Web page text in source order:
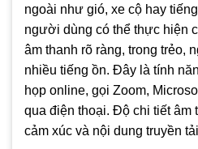
ngoài như gió, xe cộ hay
người dùng có thể thực hiện
âm thanh rõ ràng, trong trẻo,
nhiều tiếng ồn. Đây là tính
họp online, gọi Zoom,
qua điện thoại. Độ chi tiết âm
cảm xúc và nội dung truyền